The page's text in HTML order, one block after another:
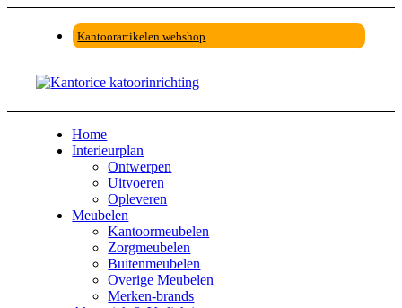
Kantoorartikelen webshop
Home
Interieurplan
Ontwerpen
Uitvoeren
Opleveren
Meubelen
Kantoormeubelen
Zorgmeubelen
Buitenmeubelen
Overige Meubelen
Merken-brands